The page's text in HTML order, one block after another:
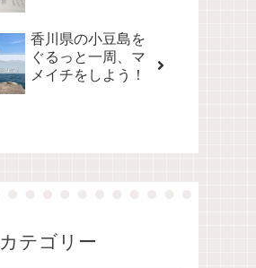
香川県の小豆島を
ぐるっと一周、マ
メイチをしよう！
カテゴリー